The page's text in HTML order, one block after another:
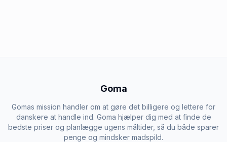
Goma
Gomas mission handler om at gøre det billigere og lettere for
danskere at handle ind. Goma hjælper dig med at finde de
bedste priser og planlægge ugens måltider, så du både sparer
penge og mindsker madspild.